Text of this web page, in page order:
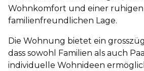
Wohnkomfort und einer ruhigen
familienfreundlichen Lage.
Die Wohnung bietet ein
dass sowohl Familien als auch
individuelle Wohnideen